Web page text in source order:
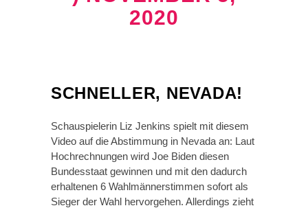
2020
SCHNELLER, NEVADA!
Schauspielerin Liz Jenkins spielt mit diesem
Video auf die Abstimmung in Nevada an: Laut
Hochrechnungen wird Joe Biden diesen
Bundesstaat gewinnen und mit den dadurch
erhaltenen 6 Wahlmännerstimmen sofort als
Sieger der Wahl hervorgehen. Allerdings zieht